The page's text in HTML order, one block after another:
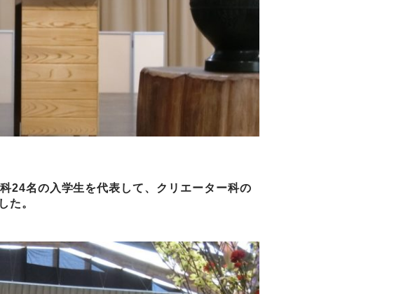
24名の入学生を代表して、クリエーター科の
た。